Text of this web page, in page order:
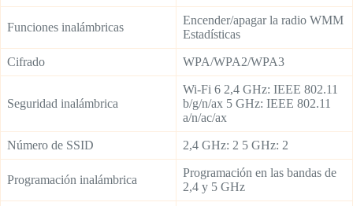
Funciones inalámbricas
Encender/apagar la radio WMM
Estadísticas
Cifrado WPA/WPA2/WPA3
Seguridad inalámbrica
Wi-Fi 6 2,4 GHz: IEEE 802.11
b/g/n/ax 5 GHz: IEEE 802.11
a/n/ac/ax
Número de SSID 2,4 GHz: 2 5 GHz: 2
Programación inalámbrica
Programación en las bandas de
2,4 y 5 GHz